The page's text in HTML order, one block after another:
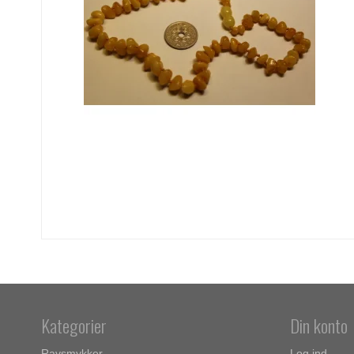
Kategorier Din konto